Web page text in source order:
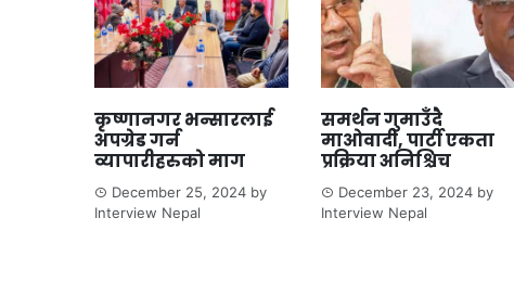
कृष्णानगर भन्सारलाई
अपग्रेड गर्न
व्यापारीहरुको माग
December 25, 2024 by
Interview Nepal
समर्थन गुमाउँदै
माओवादी, पार्टी एकता
प्रक्रिया अनिश्चिच
December 23, 2024 by
Interview Nepal